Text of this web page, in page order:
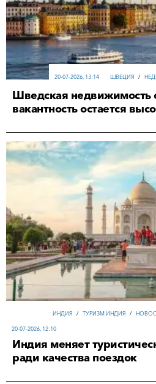
ШВЕЦИЯ /
20-07-2026, 13:14
Шведская недвижимость
вакантность остается
ИНДИЯ / ТУРИЗМ ИНДИЯ /
20-07-2026, 12:10
Индия меняет
ради качества поездок